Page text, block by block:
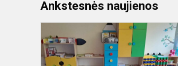
Ankstesnės naujienos